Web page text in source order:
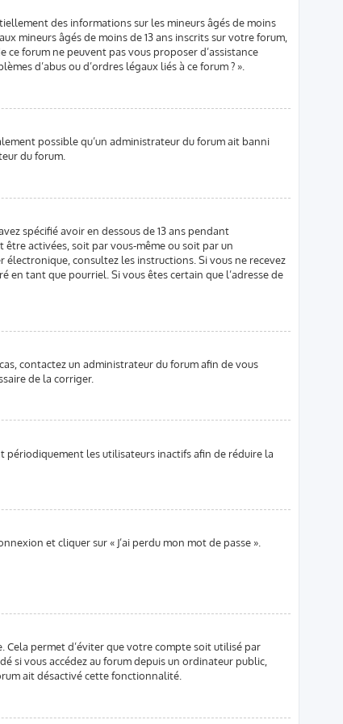
des informations sur les mineurs âgés de moins
mineurs âgés de moins de 13 ans inscrits sur votre forum,
forum ne peuvent pas vous proposer d’assistance
d’abus ou d’ordres légaux liés à ce forum ? ».
possible qu’un administrateur du forum ait banni
du forum.
spécifié avoir en dessous de 13 ans pendant
activées, soit par vous-même ou soit par un
consultez les instructions. Si vous ne recevez
tant que pourriel. Si vous êtes certain que l’adresse de
contactez un administrateur du forum afin de vous
de la corriger.
périodiquement les utilisateurs inactifs afin de réduire la
et cliquer sur « J’ai perdu mon mot de passe ».
Cela permet d’éviter que votre compte soit utilisé par
si vous accédez au forum depuis un ordinateur public,
ait désactivé cette fonctionnalité.